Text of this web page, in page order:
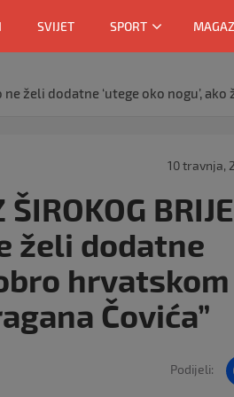
SVIJET SPORT
ne želi dodatne ‘utege oko
10 travnja,
želi dodatne
hrvatskom
Čovića”
Podijeli: